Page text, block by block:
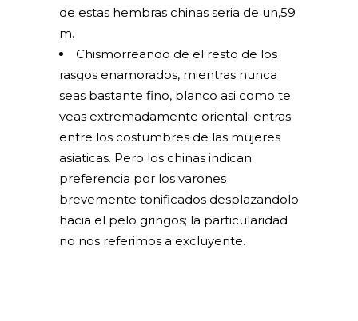
de estas hembras chinas seri­a de un,59
m.
Chismorreando de el resto de los
rasgos enamorados, mientras nunca
seas bastante fino, blanco asi­ como te
veas extremadamente oriental; entras
entre los costumbres de las mujeres
asiaticas. Pero los chinas indican
preferencia por los varones
brevemente tonificados desplazandolo
hacia el pelo gringos; la particularidad
no nos referimos a excluyente.